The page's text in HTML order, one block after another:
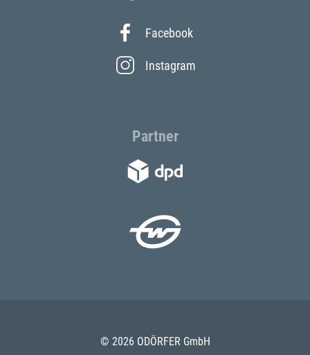
Facebook
Instagram
Partner
© 2026 ODÖRFER GmbH